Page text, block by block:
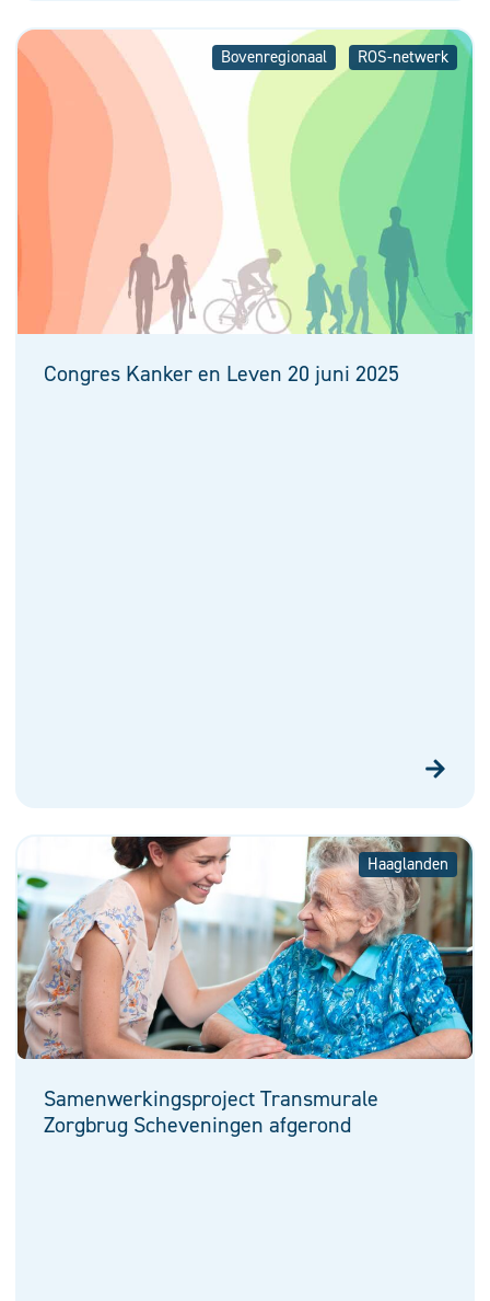
Bovenregionaal ROS-netwerk
Congres Kanker en Leven 20 juni 2025
Haaglanden
Samenwerkingsproject Transmurale
Zorgbrug Scheveningen afgerond